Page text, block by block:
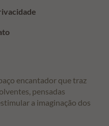
encantador que traz
pensadas
a imaginação dos